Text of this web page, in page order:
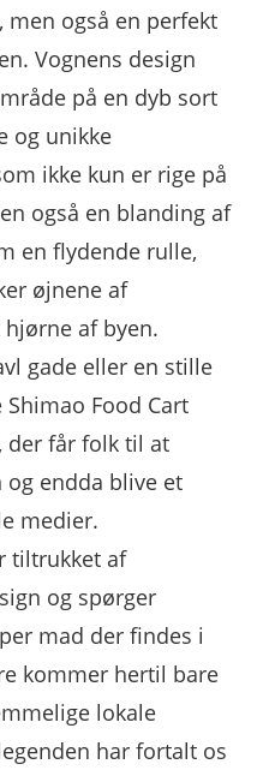
også en perfekt
Vognens design
på en dyb sort
og unikke
ikke kun er rige på
også en blanding af
en flydende rulle,
øjnene af
af byen.
gade eller en stille
Food Cart
der får folk til at
og endda blive et
medier.
tiltrukket af
og spørger
mad der findes i
kommer hertil bare
lokale
har fortalt os